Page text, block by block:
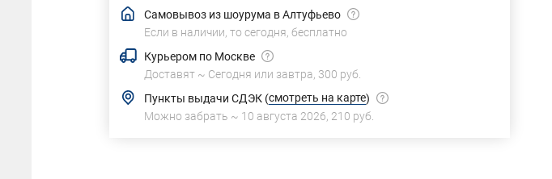
Самовывоз из шоурума в Алтуфьево
Если в наличии, то сегодня, бесплатно
Курьером по Москве
Доставят ~ Сегодня или завтра, 300 руб.
Пункты выдачи СДЭК (смотреть на карте)
Можно забрать ~ 10 августа 2026 210 руб.